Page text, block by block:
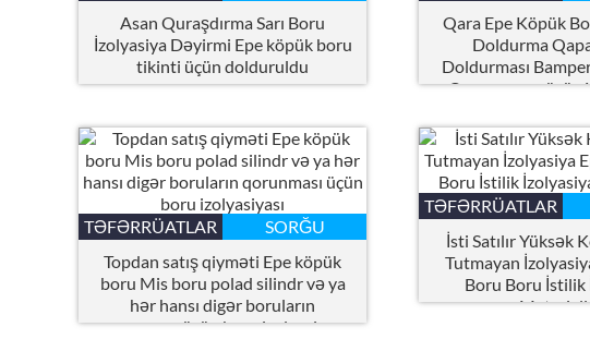
Asan Quraşdırma Sarı Boru
İzolyasiya Dəyirmi Epe köpük boru
tikinti üçün dolduruldu
Qara Epe Köpük
Doldurma
Doldurması
Qoruyucusu üçün
TƏFƏRRÜATLAR
SORĞU
Topdan satış qiyməti Epe köpük
boru Mis boru polad silindr və ya
hər hansı digər boruların
qorunması üçün boru izolyasiyası
TƏFƏRRÜATLAR
İsti Satılır Yüksək
Tutmayan
Boru Boru İstilik